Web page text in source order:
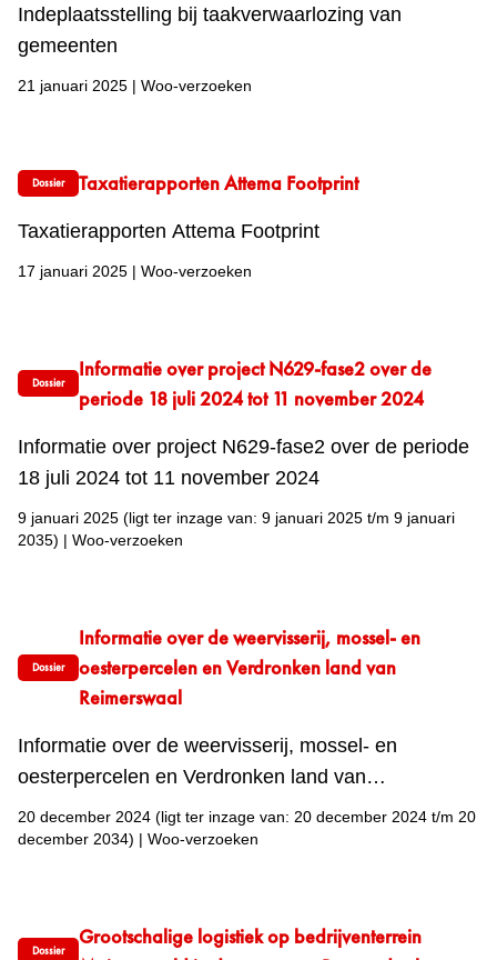
Indeplaatsstelling bij taakverwaarlozing van
gemeenten
21 januari 2025 | Woo-verzoeken
Dossier Taxatierapporten Attema Footprint
Taxatierapporten Attema Footprint
17 januari 2025 | Woo-verzoeken
Dossier
Informatie over project N629-fase2 over de
periode 18 juli 2024 tot 11 november 2024
Informatie over project N629-fase2 over de periode
18 juli 2024 tot 11 november 2024
9 januari 2025 (ligt ter inzage van: 9 januari 2025 t/m 9 januari
2035) | Woo-verzoeken
Dossier
Informatie over de weervisserij, mossel- en
oesterpercelen en Verdronken land van
Reimerswaal
Informatie over de weervisserij, mossel- en
oesterpercelen en Verdronken land van
Reimerswaal
20 december 2024 (ligt ter inzage van: 20 december 2024 t/m 20
december 2034) | Woo-verzoeken
Dossier
Grootschalige logistiek op bedrijventerrein